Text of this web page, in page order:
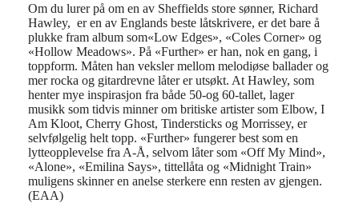
Om du lurer på om en av Sheffields store sønner, Richard
Hawley, er en av Englands beste låtskrivere, er det bare å
plukke fram album som«Low Edges», «Coles Corner» og
«Hollow Meadows». På «Further» er han, nok en gang, i
toppform. Måten han veksler mellom melodiøse ballader og
mer rocka og gitardrevne låter er utsøkt. At Hawley, som
henter mye inspirasjon fra både 50-og 60-tallet, lager
musikk som tidvis minner om britiske artister som Elbow, I
Am Kloot, Cherry Ghost, Tindersticks og Morrissey, er
selvfølgelig helt topp. «Further» fungerer best som en
lytteopplevelse fra A-Å, selvom låter som «Off My Mind»,
«Alone», «Emilina Says», tittellåta og «Midnight Train»
muligens skinner en anelse sterkere enn resten av gjengen.
(EAA)